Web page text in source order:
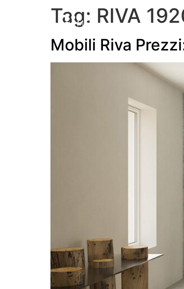
MENU
Tag: RIVA
Mobili Riva